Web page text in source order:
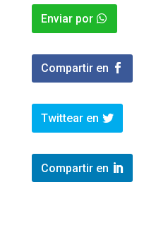
Enviar por
Compartir en
Twittear en
Compartir en